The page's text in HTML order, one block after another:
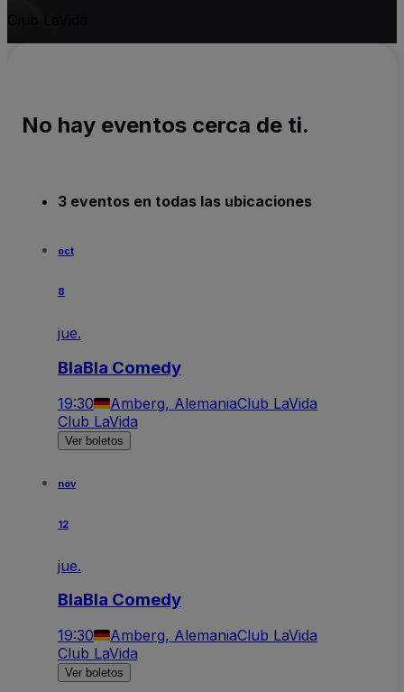
No hay eventos cerca de ti.
3 eventos en todas las ubicaciones
oct
8
jue.
BlaBla Comedy
19:30 Amberg, AlemaniaClub LaVida
Club LaVida
Ver boletos
nov
12
jue.
BlaBla Comedy
19:30 Amberg, AlemaniaClub LaVida
Club LaVida
Ver boletos